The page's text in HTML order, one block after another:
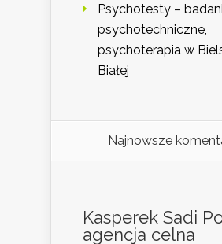
Psychotesty –
psychotechniczne,
psychoterapia w
Białej
Najnowsze
Kasperek Sadi
agencja celna